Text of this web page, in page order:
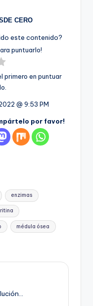
CERO
este contenido?
puntuarlo!
primero en puntuar
@ 9:53 PM
por favor!
enzimas
médula ósea